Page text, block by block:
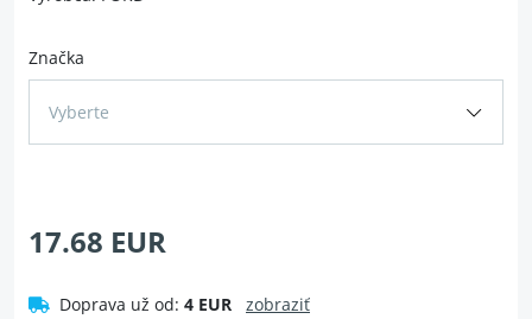
Značka
Vyberte
17.68 EUR
Doprava už od: 4 EUR
zobraziť